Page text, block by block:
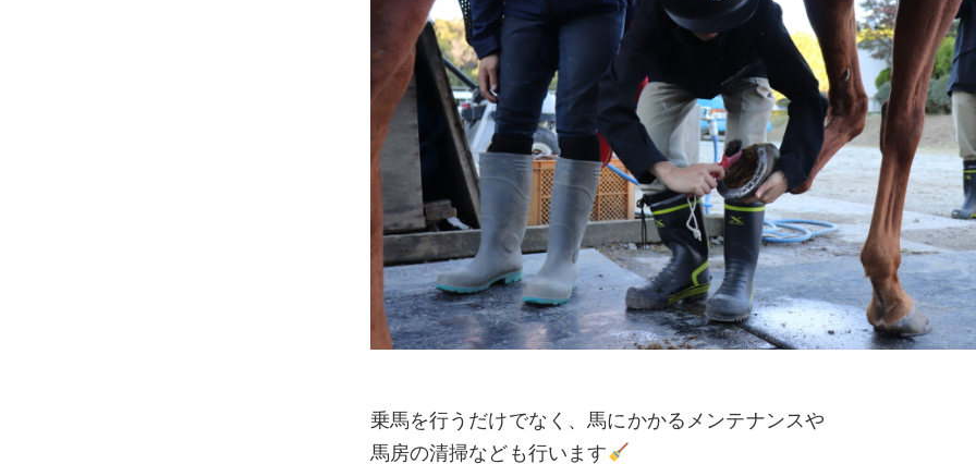
乗馬を行うだけでなく、馬にかかるメンテナンスや
馬房の清掃なども行います